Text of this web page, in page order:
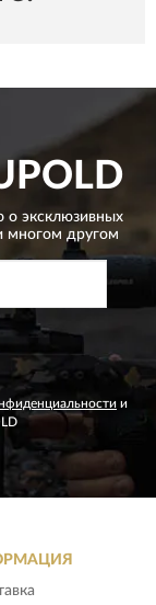
о эксклюзивных
многом другом
и